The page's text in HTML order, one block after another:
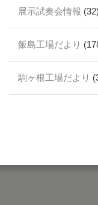
展示試奏会情報 (32)
飯島工場だより
駒ヶ根工場だより